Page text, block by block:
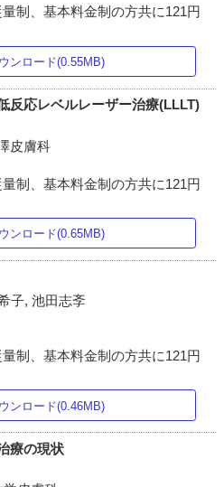
制、基本料金制の方共に121円
ンロード(0.55MB)
反応レベルレーザー治療(LLLT)
皮膚科
制、基本料金制の方共に121円
ンロード(0.65MB)
子, 池田志斈
制、基本料金制の方共に121円
ンロード(0.46MB)
療の現状